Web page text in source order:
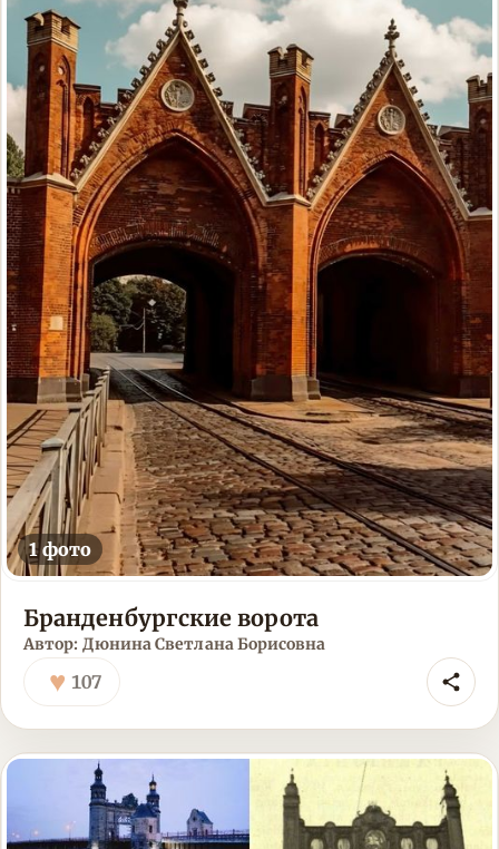
1 фото
Бранденбургские ворота
Автор: Дюнина Светлана Борисовна
♥ 107